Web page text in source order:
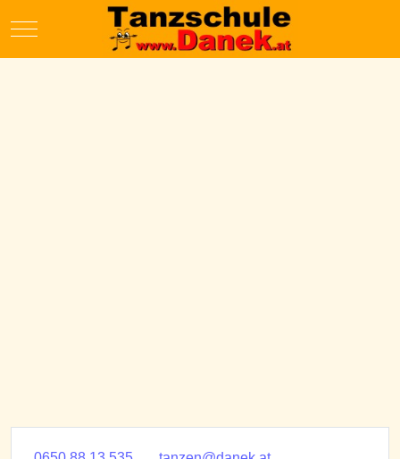
Mobile Menu Toggle